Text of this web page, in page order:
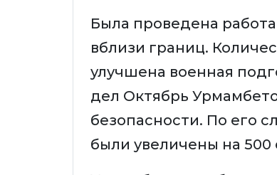
Была проведена
вблизи границ.
улучшена военная
дел Октябрь
безопасности. По его
были увеличены на 500